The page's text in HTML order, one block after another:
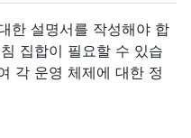
한 설명서를 작성해야 합
집합이 필요할 수 있습
각 운영 체제에 대한 정